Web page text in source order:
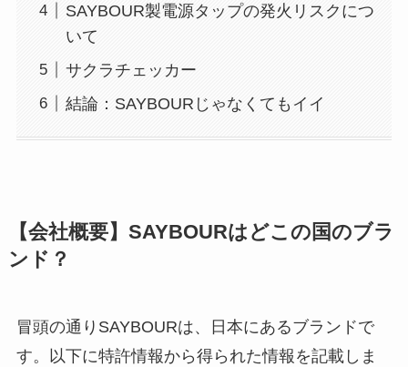
SAYBOUR製電源タップの発火リスクにつ
いて
サクラチェッカー
結論：SAYBOURじゃなくてもイイ
【会社概要】SAYBOURはどこの国のブラ
ンド？
冒頭の通りSAYBOURは、日本にあるブランドで
す。以下に特許情報から得られた情報を記載しま